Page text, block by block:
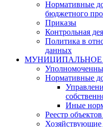
Нормативные
бюджетного
Приказы
Контрольная
Политика в
данных
Нормативные
Иные
Реестр
Хозяйствующие